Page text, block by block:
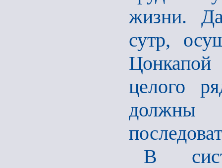
жизни.
сутр,
Цонкапой
целого
должны
В